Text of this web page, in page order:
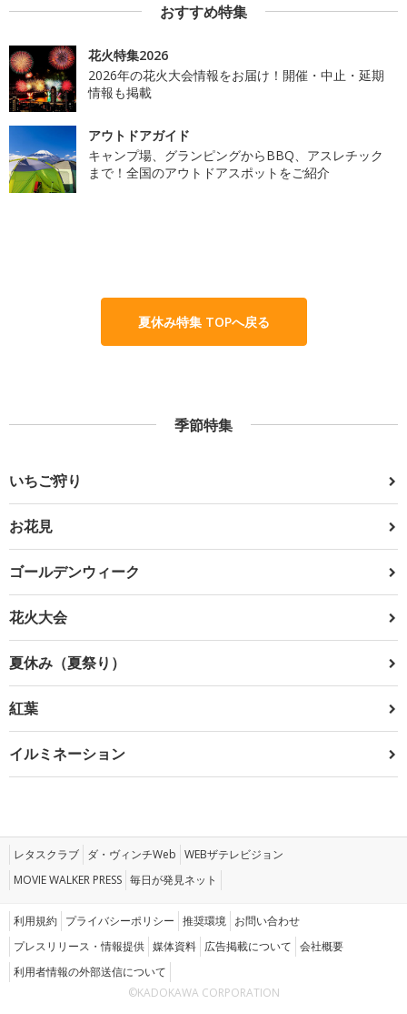
おすすめ特集
花火特集2026
2026年の花火大会情報をお届け！開催・中止・延期
情報も掲載
アウトドアガイド
キャンプ場、グランピングからBBQ、アスレチック
まで！全国のアウトドアスポットをご紹介
夏休み特集 TOPへ戻る
季節特集
いちご狩り
お花見
ゴールデンウィーク
花火大会
夏休み（夏祭り）
紅葉
イルミネーション
レタスクラブ ダ・ヴィンチWeb WEBザテレビジョン
MOVIE WALKER PRESS 毎日が発見ネット
利用規約 プライバシーポリシー 推奨環境 お問い合わせ
プレスリリース・情報提供 媒体資料 広告掲載について 会社概要
利用者情報の外部送信について
©KADOKAWA CORPORATION